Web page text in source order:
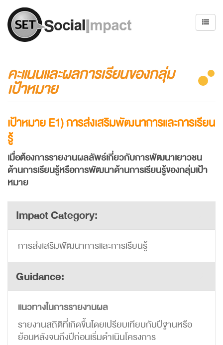
คะแนนและผลการเรียนของกลุ่ม
เป้าหมาย
เป้าหมายE1)การส่งเสริมพัฒนาการและการเรียน
รู้
เมื่อต้องการรายงานผลลัพธ์เกี่ยวกับการพัฒนาเยาวชน
ด้านการเรียนรู้หรือการพัฒนาด้านการเรียนรู้ของกลุ่มเป้า
หมาย
Impact Category:
การส่งเสริมพัฒนาการและการเรียนรู้
Guidance:
แนวทางในการรายงานผล
รายงานสถิติที่เกิดขึ้นโดยเปรียบเทียบกับปีฐานหรือ
ย้อนหลังจนถึงปีก่อนเริ่มดำเนินโครงการ